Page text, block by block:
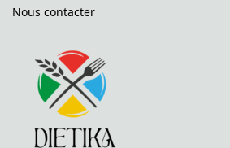
Nous contacter